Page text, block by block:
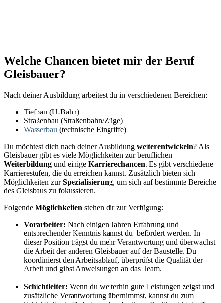
Welche Chancen bietet mir der Beruf
Gleisbauer?
Nach deiner Ausbildung arbeitest du in verschiedenen Bereichen:
Tiefbau (U-Bahn)
Straßenbau (Straßenbahn/Züge)
Wasserbau (technische Eingriffe)
Du möchtest dich nach deiner Ausbildung weiterentwickeln? Als
Gleisbauer gibt es viele Möglichkeiten zur beruflichen
Weiterbildung und einige Karrierechancen. Es gibt verschiedene
Karrierestufen, die du erreichen kannst. Zusätzlich bieten sich
Möglichkeiten zurSpezialisierung, um sich auf bestimmte Bereiche
des Gleisbaus zu fokussieren.
Folgende Möglichkeiten stehen dir zur Verfügung:
Vorarbeiter: Nach einigen Jahren Erfahrung und
entsprechender Kenntnis kannst du befördert werden. In
dieser Position trägst du mehr Verantwortung und überwachst
die Arbeit der anderen Gleisbauer auf der Baustelle. Du
koordinierst den Arbeitsablauf, überprüfst die Qualität der
Arbeit und gibst Anweisungen an das Team.
Schichtleiter: Wenn du weiterhin gute Leistungen zeigst und
zusätzliche Verantwortung übernimmst, kannst du zum